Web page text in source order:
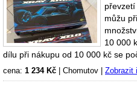
můžu
10 000
dílu při nákupu od 10 000 kč se
cena: 1 234 Kč Chomutov Zobrazit